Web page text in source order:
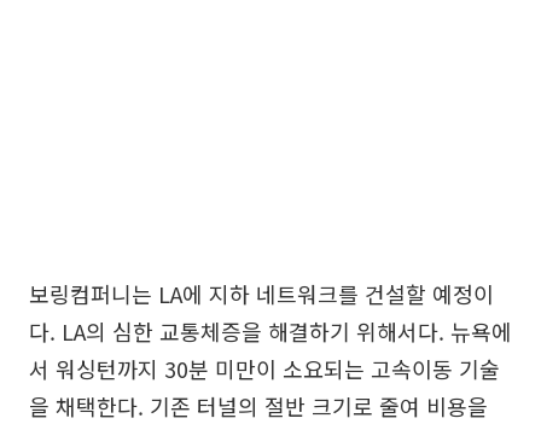
보링컴퍼니는 LA에 지하 네트워크를 건설할 예정이
다. LA의 심한 교통체증을 해결하기 위해서다. 뉴욕에
서 워싱턴까지 30분 미만이 소요되는 고속이동 기술
을 채택한다. 기존 터널의 절반 크기로 줄여 비용을